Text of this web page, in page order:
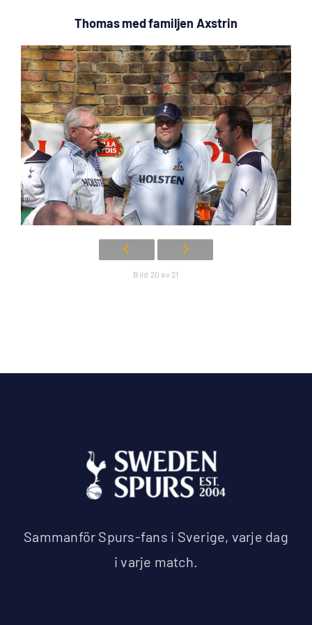
Thomas med familjen Axstrin
Bild 20 av 21
Sammanför Spurs-fans i Sverige, varje dag
i varje match.